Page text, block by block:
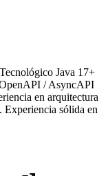
Java 17+
/ AsyncAPI
en arquitectura
sólida en